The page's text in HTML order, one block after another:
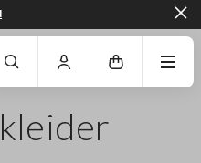
SIE ZUM ENDE DER SEITE